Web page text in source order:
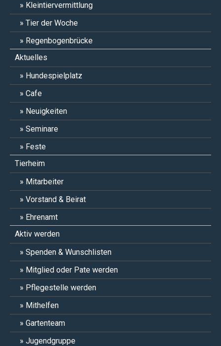
Kleintiervermittlung
Tier der Woche
Regenbogenbrücke
Aktuelles
Hundespielplatz
Cafe
Neuigkeiten
Seminare
Feste
Tierheim
Mitarbeiter
Vorstand & Beirat
Ehrenamt
Aktiv werden
Spenden & Wunschlisten
Mitglied oder Pate werden
Pflegestelle werden
Mithelfen
Gartenteam
Jugendgruppe